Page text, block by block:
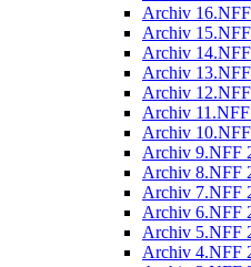
Archiv
Archiv
Archiv
Archiv
Archiv
Archiv
Archiv
Archiv 9.NFF
Archiv 8.NFF
Archiv 7.NFF
Archiv 6.NFF
Archiv 5.NFF
Archiv 4.NFF